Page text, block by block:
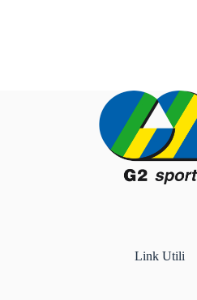
Link Utili